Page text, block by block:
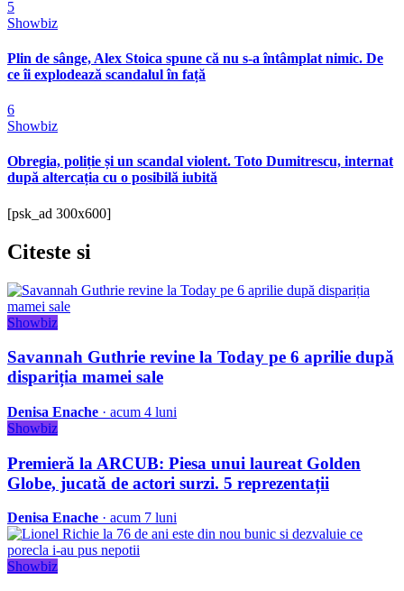
5
Showbiz
Plin de sânge, Alex Stoica spune că nu s-a întâmplat nimic. De
ce îi explodează scandalul în față
6
Showbiz
Obregia, poliție și un scandal violent. Toto Dumitrescu, internat
după altercația cu o posibilă iubită
[psk_ad 300x600]
Citeste si
Showbiz
Savannah Guthrie revine la Today pe 6 aprilie după
dispariția mamei sale
Denisa Enache · acum 4 luni
Showbiz
Premieră la ARCUB: Piesa unui laureat Golden
Globe, jucată de actori surzi. 5 reprezentații
Denisa Enache · acum 7 luni
Showbiz